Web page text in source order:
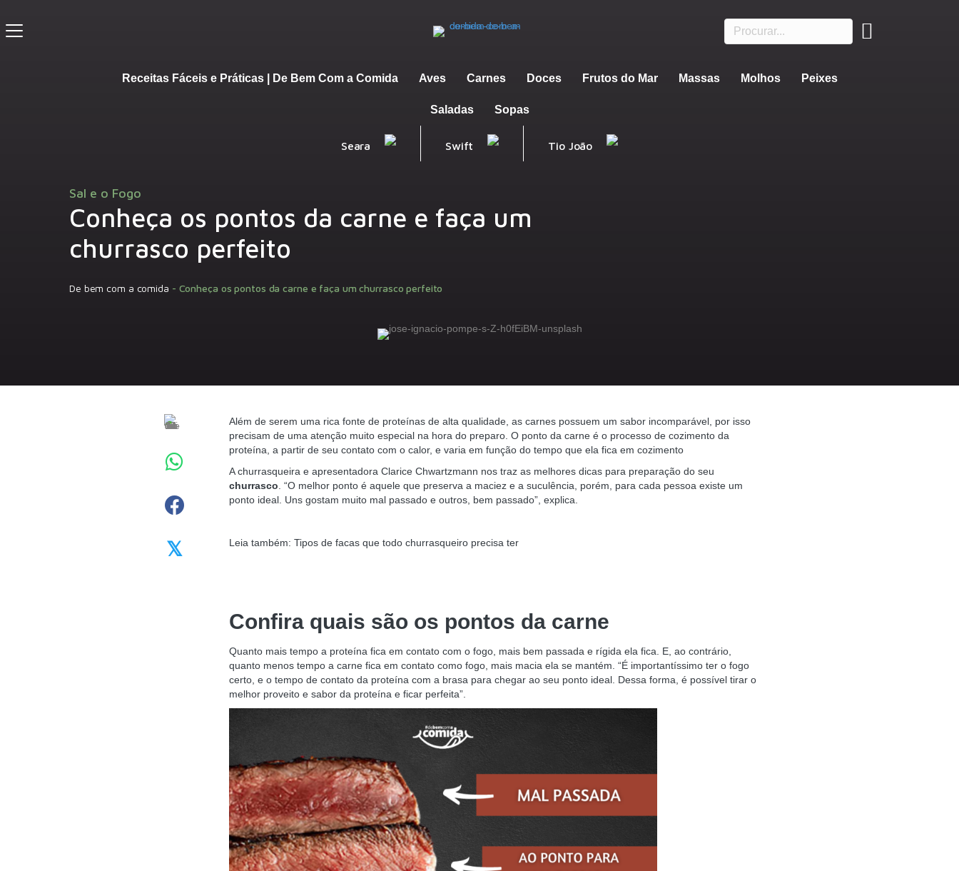
Receitas Fáceis e Práticas | De Bem Com a Comida Aves Carnes Doces Frutos do Mar Massas Molhos Peixes
Saladas Sopas
Seara Swift Tio João
Sal e o Fogo
Conheça os pontos da carne e faça um
churrasco perfeito
De bem com a comida - Conheça os pontos da carne e faça um churrasco perfeito
𝕏
Além de serem uma rica fonte de proteínasde alta qualidade, as carnes possuem um sabor incomparável, por isso
precisam de uma atenção muito especial na hora do preparo. O ponto da carne é o processo de cozimento da
proteína, a partir de seu contato com o calor, e varia em função do tempo que ela fica em cozimento
A churrasqueira e apresentadora Clarice Chwartzmann nos traz as melhores dicas para preparação do seu
churrasco “O melhor ponto é aquele que preserva a maciez e a suculência, porém, para cada pessoa existe um
ponto ideal. Uns gostam muito mal passado e outros, bem passado”, explica.
Leia também: Tipos de facas que todo churrasqueiro precisa ter
Confira quais são os pontos da carne
Quanto mais tempo a proteína fica em contato com o fogo, mais bem passada e rígida ela fica. E, ao contrário,
quanto menos tempo a carne fica em contato como fogo, mais macia ela se mantém. “É importantíssimo ter o fogo
certo, e o tempo de contato da proteína com a brasa para chegar ao seu ponto ideal. Dessa forma, é possível tirar o
melhor proveito e sabor da proteína e ficar perfeita”.